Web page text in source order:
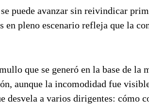
puede avanzar sin reivindicar
en pleno escenario refleja que la
que se generó en la base de
aunque la incomodidad fue
desvela a varios dirigentes: cómo